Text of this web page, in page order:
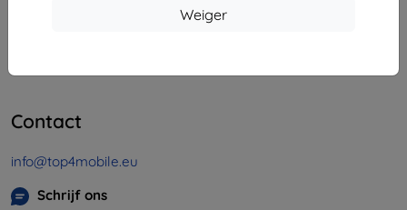
Weiger
Contact
info@top4mobile.eu
Schrijf ons